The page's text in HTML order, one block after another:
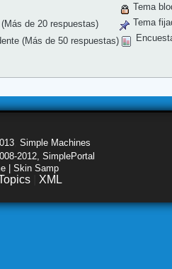
de 20 respuestas)
(Más de 50 respuestas)
Tema
Tema
Simple Machines
2012, SimplePortal
| Skin Samp
XML